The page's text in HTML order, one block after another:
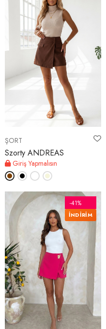
ŞORT
Szorty ANDREAS
Giriş Yapmalısın
-41%
İNDİRİM